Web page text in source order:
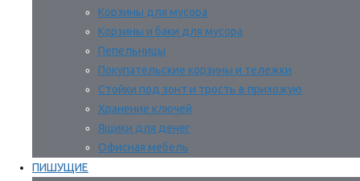
Корзины для мусора
Корзины и баки для мусора
Пепельницы
Покупательские корзины и тележки
Стойки под зонт и трость в прихожую
Хранение ключей
Ящики для денег
Офисная мебель
ПИШУЩИЕ